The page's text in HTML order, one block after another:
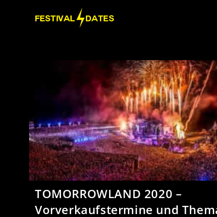
TOMORROWLAND 2020 –
Vorverkaufstermine und